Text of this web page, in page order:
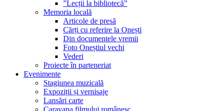
”Lecții la bibliotecă”
Memoria locală
Articole de presă
Cărți cu referire la Onești
Din documentele vremii
Foto Oneștiul vechi
Vederi
Proiecte în parteneriat
Evenimente
Stagiunea muzicală
Expoziții și vernisaje
Lansări carte